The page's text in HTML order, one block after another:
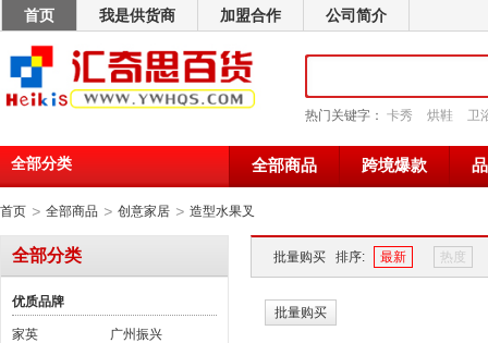
首页 我是供货商 加盟合作 公司简介
热门关键字： 卡秀 烘鞋 卫
全部分类 全部商品 跨境爆款
首页 > 全部商品 > 创意家居 > 造型水果叉
全部分类
优质品牌
家英
广州振兴
批量购买 排序: 最新 热度
批量购买